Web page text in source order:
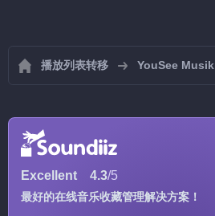
播放列表转移 YouSee Musik
Excellent 4.3/5
最好的在线音乐收藏管理解决方案！